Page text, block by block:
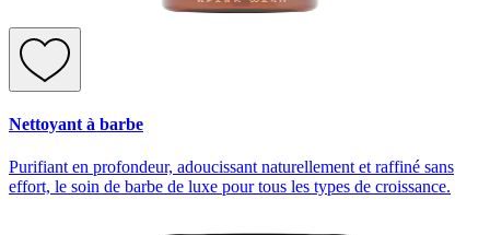
Nettoyant à barbe
Purifiant en profondeur, adoucissant naturellement et raffiné sans
effort, le soin de barbe de luxe pour tous les types de croissance.